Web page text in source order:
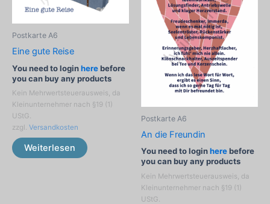
Postkarte A6
Eine gute Reise
You need to loginherebefore
you can buy any products
Kein Mehrwertsteuerausweis, da
Kleinunternehmer nach §19 (1)
UStG.
zzgl. Versandkosten
Weiterlesen
Postkarte A6
An die Freundin
You need to loginherebefore
you can buy any products
Kein Mehrwertsteuerausweis, da
Kleinunternehmer nach §19 (1)
UStG.